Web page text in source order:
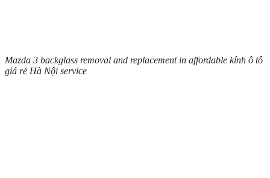
Mazda 3 backglass removal and replacement in affordable kính ô tô
giá rẻ Hà Nội service